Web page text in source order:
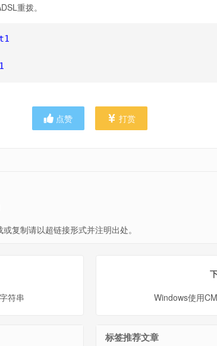
重拨。
点赞 打赏
复制请以超链接形式并注明出处。
符串
Windows使用
标签推荐文章